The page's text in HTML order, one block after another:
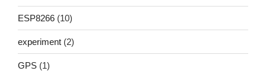
ESP8266 (10)
experiment (2)
GPS (1)